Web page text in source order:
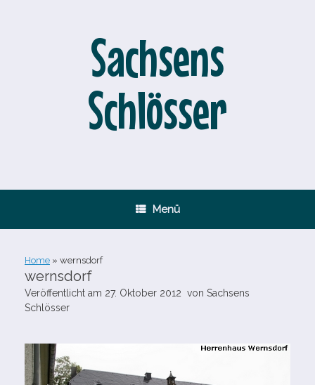
Sachsens
Schlösser
Menü
Home » wernsdorf
wernsdorf
Veröffentlicht am 27. Oktober 2012 von Sachsens
Schlösser